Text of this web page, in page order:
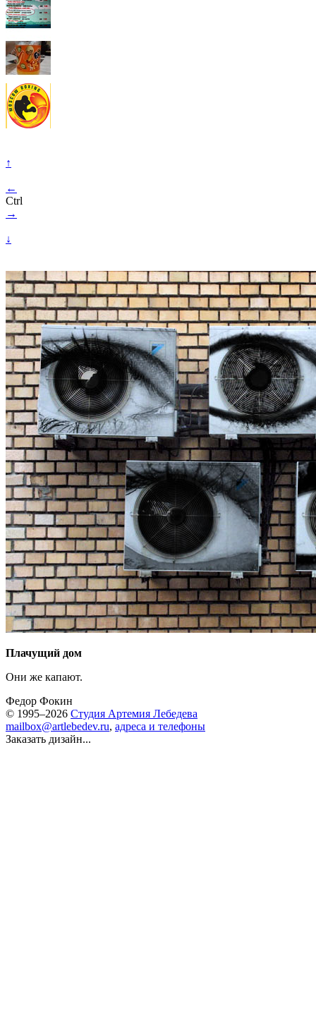
↑
←
Ctrl
→
↓
Плачущий дом
Они же капают.
Федор Фокин
© 1995–2026 Студия Артемия Лебедева
mailbox@artlebedev.ru, адреса и телефоны
Заказать дизайн...